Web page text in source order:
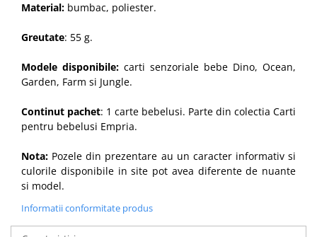
Material: bumbac, poliester.
Greutate: 55 g.
Modele disponibile: carti senzoriale bebe Dino, Ocean,
Garden, Farm si Jungle.
Continut pachet: 1 carte bebelusi. Parte din colectia Carti
pentru bebelusi Empria.
Nota: Pozele din prezentare au un caracter informativ si
culorile disponibile in site pot avea diferente de nuante
si model.
Informatii conformitate produs